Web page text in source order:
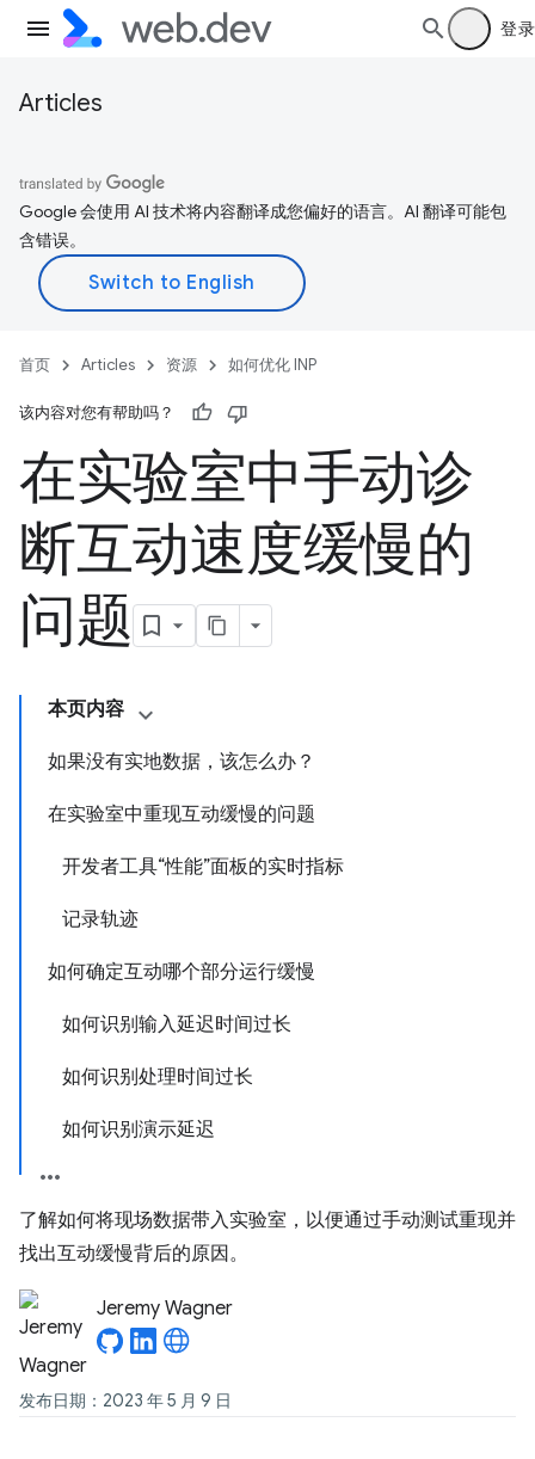
登录
Articles
Google 会使用 AI 技术将内容翻译成您偏好的语言。AI 翻译可能包
含错误。
首页 Articles 资源 如何优化 INP
该内容对您有帮助吗？
在实验室中手动诊
断互动速度缓慢的
问题
本页内容
如果没有实地数据，该怎么办？
在实验室中重现互动缓慢的问题
开发者工具“性能”面板的实时指标
记录轨迹
如何确定互动哪个部分运行缓慢
如何识别输入延迟时间过长
如何识别处理时间过长
如何识别演示延迟
了解如何将现场数据带入实验室，以便通过手动测试重现并
找出互动缓慢背后的原因。
Jeremy Wagner
发布日期：2023 年 5 月 9 日